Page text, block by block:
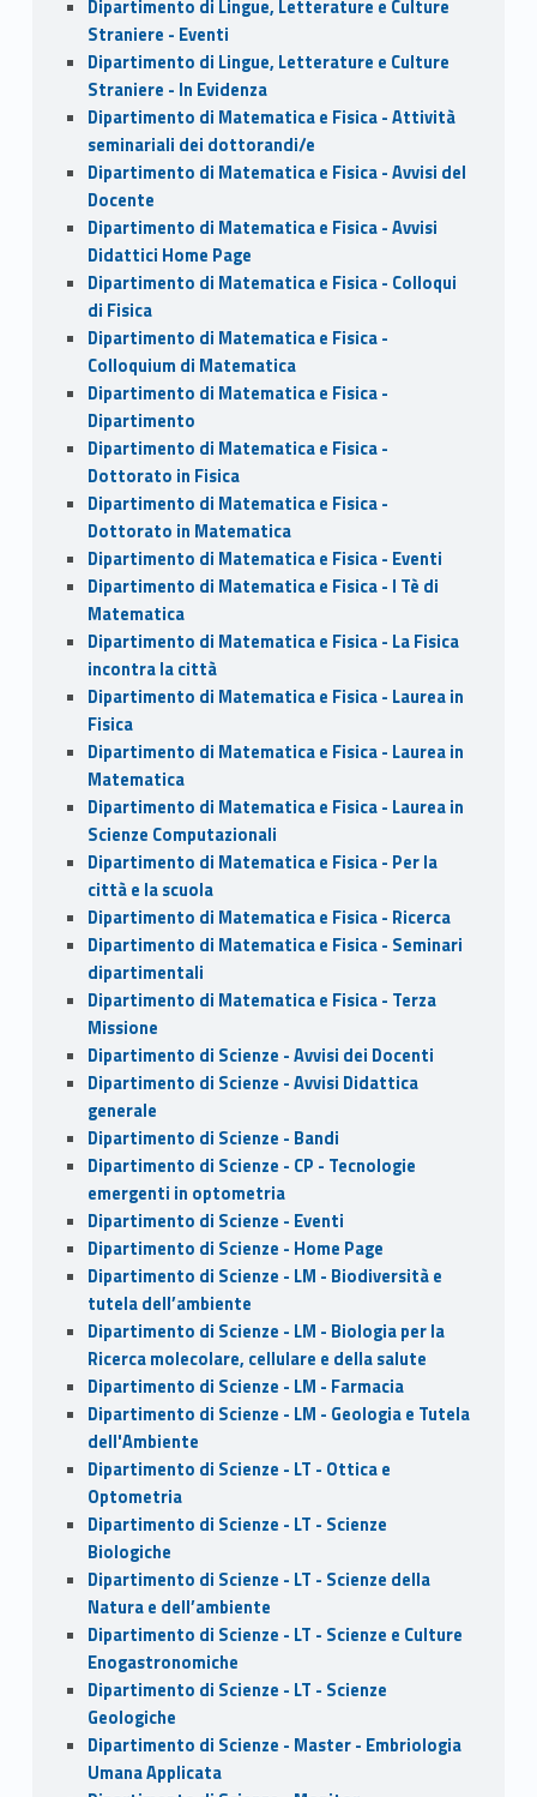
Dipartimento di Lingue, Letterature e Culture
Straniere - Eventi
Dipartimento di Lingue, Letterature e Culture
Straniere - In Evidenza
Dipartimento di Matematica e Fisica - Attività
seminariali dei dottorandi/e
Dipartimento di Matematica e Fisica - Avvisi del
Docente
Dipartimento di Matematica e Fisica - Avvisi
Didattici Home Page
Dipartimento di Matematica e Fisica - Colloqui
di Fisica
Dipartimento di Matematica e Fisica -
Colloquium di Matematica
Dipartimento di Matematica e Fisica -
Dipartimento
Dipartimento di Matematica e Fisica -
Dottorato in Fisica
Dipartimento di Matematica e Fisica -
Dottorato in Matematica
Dipartimento di Matematica e Fisica - Eventi
Dipartimento di Matematica e Fisica - I Tè di
Matematica
Dipartimento di Matematica e Fisica - La Fisica
incontra la città
Dipartimento di Matematica e Fisica - Laurea in
Fisica
Dipartimento di Matematica e Fisica - Laurea in
Matematica
Dipartimento di Matematica e Fisica - Laurea in
Scienze Computazionali
Dipartimento di Matematica e Fisica - Per la
città e la scuola
Dipartimento di Matematica e Fisica - Ricerca
Dipartimento di Matematica e Fisica - Seminari
dipartimentali
Dipartimento di Matematica e Fisica - Terza
Missione
Dipartimento di Scienze - Avvisi dei Docenti
Dipartimento di Scienze - Avvisi Didattica
generale
Dipartimento di Scienze - Bandi
Dipartimento di Scienze - CP - Tecnologie
emergenti in optometria
Dipartimento di Scienze - Eventi
Dipartimento di Scienze - Home Page
Dipartimento di Scienze - LM - Biodiversità e
tutela dell’ambiente
Dipartimento di Scienze - LM - Biologia per la
Ricerca molecolare, cellulare e della salute
Dipartimento di Scienze - LM - Farmacia
Dipartimento di Scienze - LM - Geologia e Tutela
dell'Ambiente
Dipartimento di Scienze - LT - Ottica e
Optometria
Dipartimento di Scienze - LT - Scienze
Biologiche
Dipartimento di Scienze - LT - Scienze della
Natura e dell’ambiente
Dipartimento di Scienze - LT - Scienze e Culture
Enogastronomiche
Dipartimento di Scienze - LT - Scienze
Geologiche
Dipartimento di Scienze - Master - Embriologia
Umana Applicata